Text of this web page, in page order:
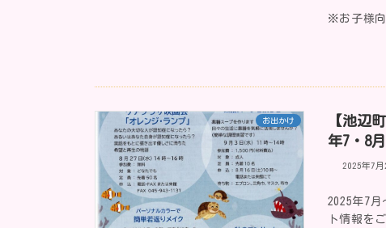
※お子様向
お出かけ
【池辺
年7・8
2025年7月
2025年7
ト情報を